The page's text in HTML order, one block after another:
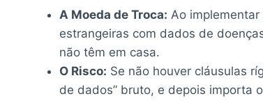
A Moeda de Troca: Ao
estrangeiras com dados de
não têm em casa.
O Risco: Se não houver cláusulas
de dados” bruto, e depois importa